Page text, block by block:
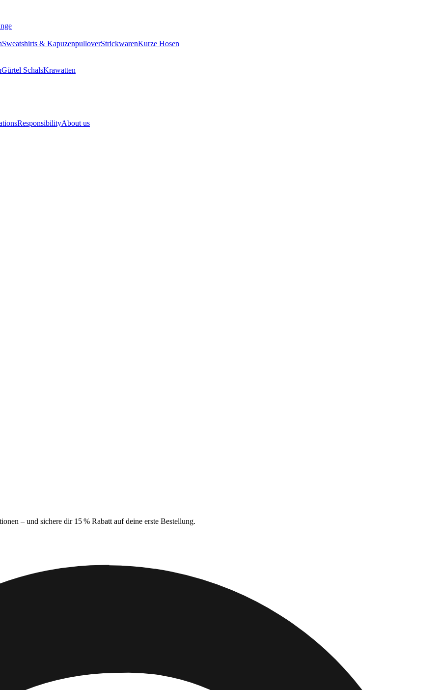
Sweatshirts & KapuzenpulloverStrickwarenKurze Hosen
Gürtel SchalsKrawatten
ResponsibilityAbout us
– und sichere dir 15 % Rabatt auf deine erste Bestellung.